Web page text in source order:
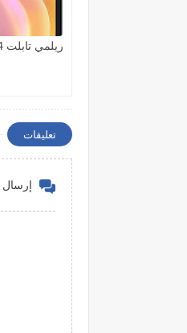
ريلمي تابلت 10.4 بوصة - ذهبي
تعليقات
إرسال